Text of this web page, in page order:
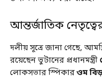
আন্তর্জাতিক
দলীয় সূত্রে জানা গেছে,
রয়েছেন ভুটানের প্রধানমন্ত্রী
লোকসভার স্পিকারওম